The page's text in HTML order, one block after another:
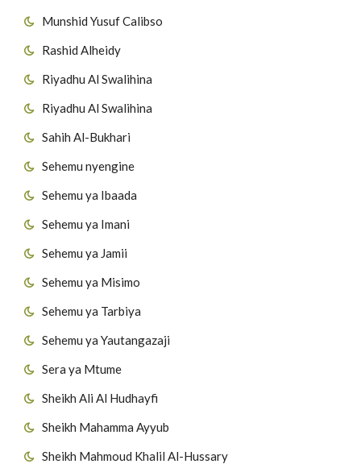
Munshid Yusuf Calibso
Rashid Alheidy
Riyadhu Al Swalihina
Riyadhu Al Swalihina
Sahih Al-Bukhari
Sehemu nyengine
Sehemu ya Ibaada
Sehemu ya Imani
Sehemu ya Jamii
Sehemu ya Misimo
Sehemu ya Tarbiya
Sehemu ya Yautangazaji
Sera ya Mtume
Sheikh Ali Al Hudhayfi
Sheikh Mahamma Ayyub
Sheikh Mahmoud Khalil Al-Hussary